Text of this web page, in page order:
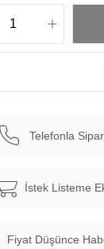
Telefonla
İstek Listeme
Fiyat Düşünce